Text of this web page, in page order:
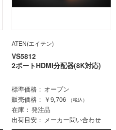
ATEN(エイテン)
VS5812
2ポートHDMI分配器(8K対応)
標準価格
オープン
販売価格
￥9,706 （税込）
在庫
発注品
出荷目安
メーカー問い合わせ